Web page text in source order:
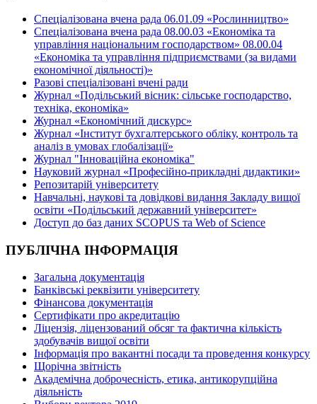
Спеціалізована вчена рада 06.01.09 «Рослинництво»
Спеціалізована вчена рада 08.00.03 «Економіка та
управління національним господарством» 08.00.04
«Економіка та управління підприємствами (за видами
економічної діяльності)»
Разові спеціалізовані вчені ради
Журнал «Подільський вісник: сільське господарство,
техніка, економіка»
Журнал «Економічний дискурс»
Журнал «Інститут бухгалтерського обліку, контроль та
аналіз в умовах глобалізації»
Журнал "Інноваційна економіка"
Науковий журнал «Професійно-прикладні дидактики»
Репозитарій університету
Навчальні, наукові та довідкові видання Закладу вищої
освіти «Подільський державний університет»
Доступ до баз даних SCOPUS та Web of Science
ПУБЛІЧНА ІНФОРМАЦІЯ
Загальна документація
Банківські реквізити університету
Фінансова документація
Сертифікати про акредитацію
Ліцензія, ліцензований обсяг та фактична кількість
здобувачів вищої освіти
Інформація про вакантні посади та проведення конкурсу
Щорічна звітність
Академічна доброчесність, етика, антикорупційна
діяльність